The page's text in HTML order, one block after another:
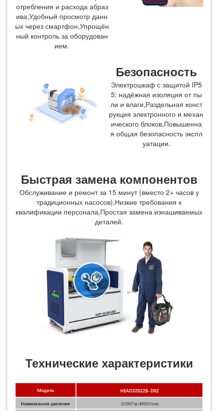
отребления и расхода абраз
ива,Удобный просмотр данн
ых через смартфон,Упрощён
ный контроль за оборудован
ием.
Безопасность
Электрошкаф с защитой IP5
5: надёжная изоляция от пы
ли и влаги,Раздельная конст
рукция электронного и механ
ического блоков,Повышенна
я общая безопасность экспл
уатации.
Быстрая замена компонентов
Обслуживание и ремонт за 15 минут (вместо 2+ часов у
традиционных насосов),Низкие требования к
квалификации персонала,Простая замена изнашиваемых
деталей.
Технические характеристики